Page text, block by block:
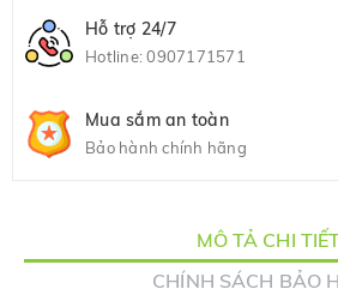
Hỗ trợ 24/7
Hotline:0907171571
Mua sắm an toàn
Bảo hành chính hãng
MÔ TẢ CHI
CHÍNH SÁCH BẢO